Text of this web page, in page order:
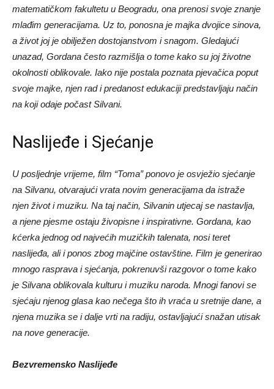
matematičkom fakultetu u Beogradu, ona prenosi svoje znanje
mlađim generacijama. Uz to, ponosna je majka dvojice sinova,
a život joj je obilježen dostojanstvom i snagom. Gledajući
unazad, Gordana često razmišlja o tome kako su joj životne
okolnosti oblikovale. Iako nije postala poznata pjevačica poput
svoje majke, njen rad i predanost edukaciji predstavljaju način
na koji odaje počast Silvani.
Naslijeđe i Sjećanje
U posljednje vrijeme, film “Toma” ponovo je osvježio sjećanje
na Silvanu, otvarajući vrata novim generacijama da istraže
njen život i muziku. Na taj način, Silvanin utjecaj se nastavlja,
a njene pjesme ostaju živopisne i inspirativne. Gordana, kao
kćerka jednog od najvećih muzičkih talenata, nosi teret
naslijeđa, ali i ponos zbog majčine ostavštine. Film je generirao
mnogo rasprava i sjećanja, pokrenuvši razgovor o tome kako
je Silvana oblikovala kulturu i muziku naroda. Mnogi fanovi se
sjećaju njenog glasa kao nečega što ih vraća u sretnije dane, a
njena muzika se i dalje vrti na radiju, ostavljajući snažan utisak
na nove generacije.
Bezvremensko Naslijeđe